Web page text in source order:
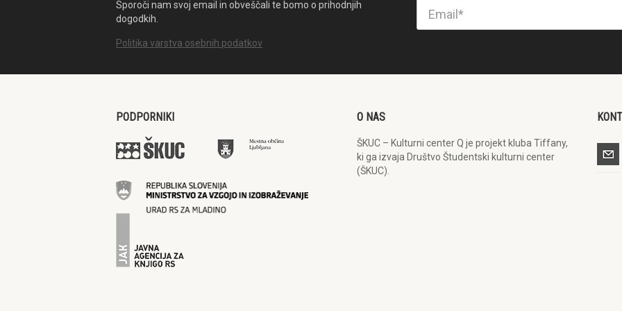
Sporoči nam svoj email in obveščali te bomo o prihodnjih
dogodkih.
Politika varstva osebnih podatkov
PODPORNIKI O NAS
ŠKUC – Kulturni center Q je projekt kluba Tiffany,
ki ga izvaja Društvo Študentski kulturni center
(ŠKUC).